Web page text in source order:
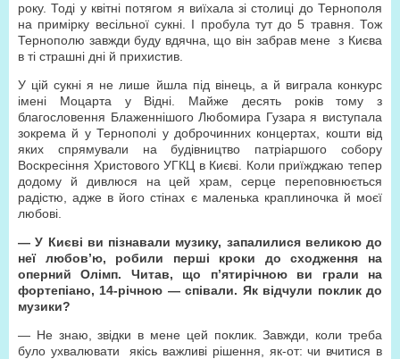
року. Тоді у квітні потягом я виїхала зі столиці до Тернополя
на примірку весільної сукні. І пробула тут до 5 травня. Тож
Тернополю завжди буду вдячна, що він забрав мене з Києва
в ті страшні дні й прихистив.
У цій сукні я не лише йшла під вінець, а й виграла конкурс
імені Моцарта у Відні. Майже десять років тому з
благословення Блаженнішого Любомира Гузара я виступала
зокрема й у Тернополі у доброчинних концертах, кошти від
яких спрямували на будівництво патріаршого собору
Воскресіння Христового УГКЦ в Києві. Коли приїжджаю тепер
додому й дивлюся на цей храм, серце переповнюється
радістю, адже в його стінах є маленька краплиночка й моєї
любові.
—У Києві ви пізнавали музику, запалилися великою до
неї любов’ю, робили перші кроки до сходження на
оперний Олімп. Читав, що п’ятирічною ви грали на
фортепіано, 14-річною — співали. Як відчули поклик до
музики?
— Не знаю, звідки в мене цей поклик. Завжди, коли треба
було ухвалювати якісь важливі рішення, як-от: чи вчитися в